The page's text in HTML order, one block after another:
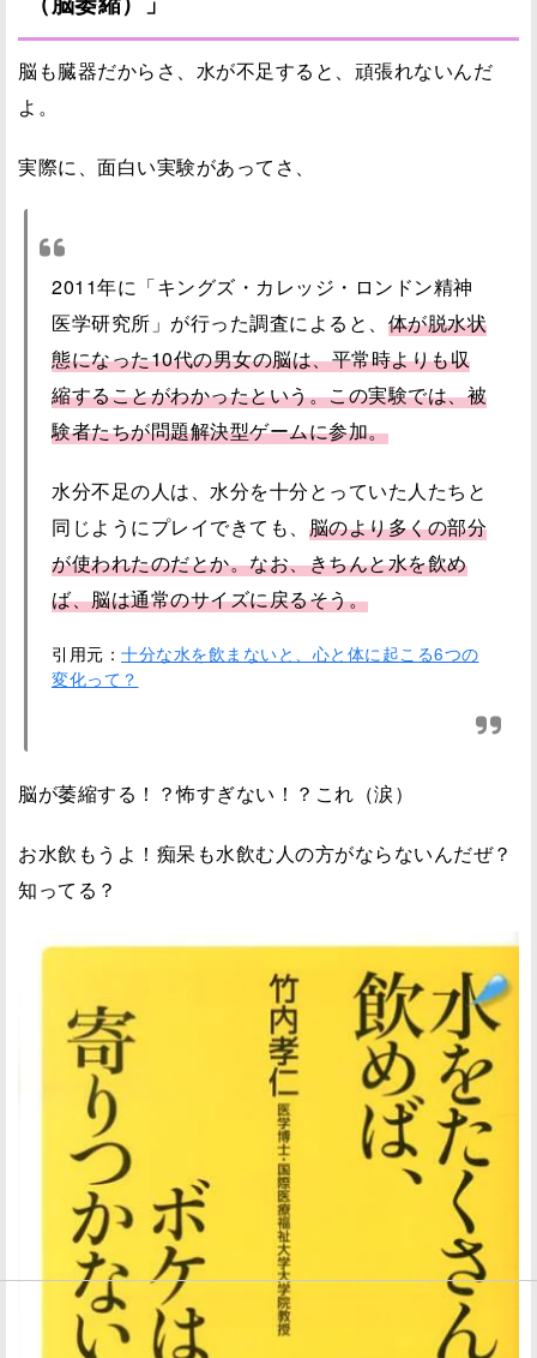
脳も臓器だからさ、水が不足すると、頑張れないんだ
よ。
実際に、面白い実験があってさ、
2011年に「キングズ・カレッジ・ロンドン精神
医学研究所」が行った調査によると、 体が脱水状
態になった10代の男女の脳は、平常時よりも収
縮することがわかったという。この実験では、被
験者たちが問題解決型ゲームに参加。
水分不足の人は、水分を十分とっていた人たちと
同じようにプレイできても、 脳のより多くの部分
が使われたのだとか。なお、きちんと水を飲め
ば、脳は通常のサイズに戻るそう。
引用元： 十分な水を飲まないと、心と体に起こる6つの
変化って？
脳が萎縮する！？怖すぎない！？これ（涙）
お水飲もうよ！痴呆も水飲む人の方がならないんだぜ？
知ってる？